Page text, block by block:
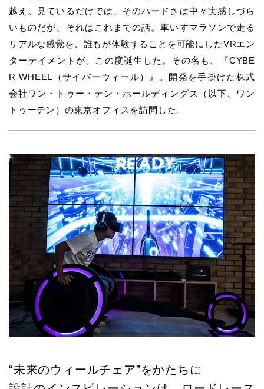
越え。見ているだけでは、そのハードさは中々実感しづら
いものだが、それはこれまでの話。車いすマラソンで走る
リアルな感覚を、誰もが体験することを可能にしたVRエン
ターテイメントが、この度誕生した。その名も、『CYBE
R WHEEL（サイバーウィール）』。開発を手掛けた株式
会社ワン・トゥー・テン・ホールディングス（以下、ワン
トゥーテン）の東京オフィスを訪問した。
“未来のウィールチェア”をかたちに